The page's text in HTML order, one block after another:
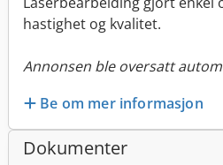
hastighet og kvalitet.
Annonsen ble oversatt
Be om mer informasjon
Dokumenter